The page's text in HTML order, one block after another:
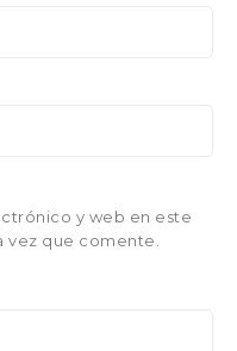
y web en este
vez que comente.